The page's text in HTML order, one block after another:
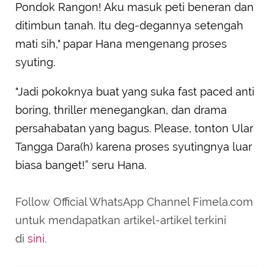
Pondok Rangon! Aku masuk peti beneran dan
ditimbun tanah. Itu deg-degannya setengah
mati sih," papar Hana mengenang proses
syuting.
"Jadi pokoknya buat yang suka fast paced anti
boring, thriller menegangkan, dan drama
persahabatan yang bagus. Please, tonton Ular
Tangga Dara(h) karena proses syutingnya luar
biasa banget!” seru Hana.
Follow Official WhatsApp Channel Fimela.com
untuk mendapatkan artikel-artikel terkini
di sini.